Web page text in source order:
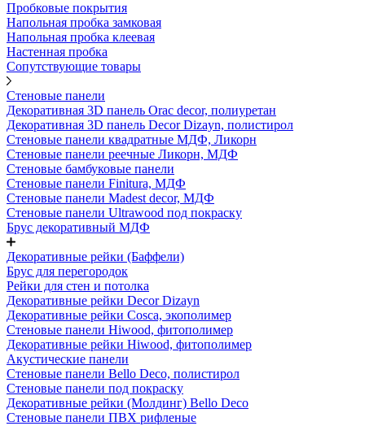
Пробковые покрытия
Напольная пробка замковая
Напольная пробка клеевая
Настенная пробка
Сопутствующие товары
Стеновые панели
Декоративная 3D панель Orac decor, полиуретан
Декоративная 3D панель Decor Dizayn, полистирол
Стеновые панели квадратные МДФ, Ликорн
Стеновые панели реечные Ликорн, МДФ
Стеновые бамбуковые панели
Стеновые панели Finitura, МДФ
Стеновые панели Madest decor, МДФ
Стеновые панели Ultrawood под покраску
Брус декоративный МДФ
Декоративные рейки (Баффели)
Брус для перегородок
Рейки для стен и потолка
Декоративные рейки Decor Dizayn
Декоративные рейки Cosca, экополимер
Стеновые панели Hiwood, фитополимер
Декоративные рейки Hiwood, фитополимер
Акустические панели
Стеновые панели Bello Deco, полистирол
Стеновые панели под покраску
Декоративные рейки (Молдинг) Bello Deco
Стеновые панели ПВХ рифленые